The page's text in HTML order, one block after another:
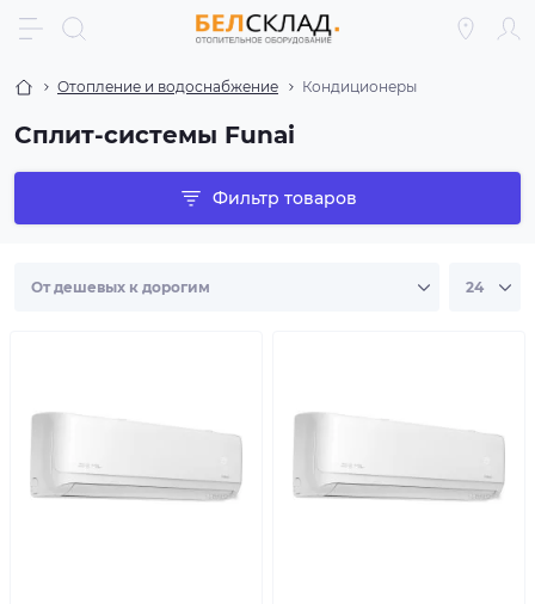
Отопление и водоснабжение Кондиционеры
Сплит-системы Funai
Фильтр товаров